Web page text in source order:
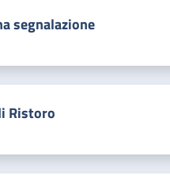
segnalazione
Ristoro